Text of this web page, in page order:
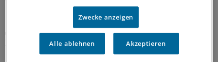
Diabetes mellitus
Zusatznutzten für Teplizumab nicht
quantifizierbar
Zwecke anzeigen
Alle ablehnen Akzeptieren